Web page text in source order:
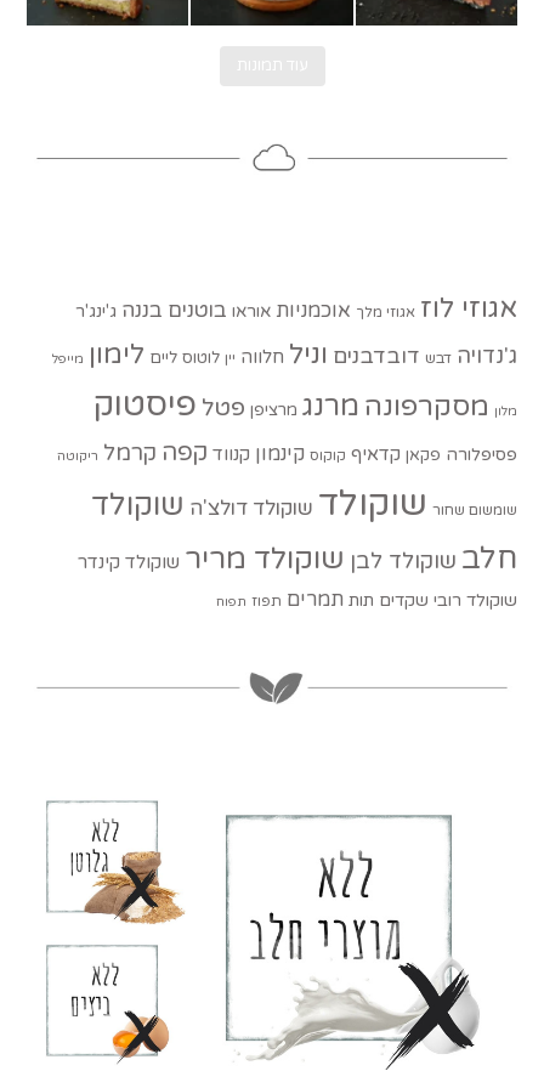
אגוזי לוז אגוזי מלך אוכמניות אוראו בוטנים בננה ג'ינג'ר
ג'נדויה דבש דובדבנים וניל חלווה יין לוטוס ליים לימון מייפל
מלון מסקרפונה מרנג מרציפן פטל פיסטוק
פסיפלורה פקאן קדאיף קוקוס קינמון קנווד קפה קרמל ריקוטה
שומשום שחור שוקולד שוקולד דולצ'ה שוקולד
חלב שוקולד לבן שוקולד מריר שוקולד קינדר
שוקולד רובי שקדים תות תמרים תפוז תפוח